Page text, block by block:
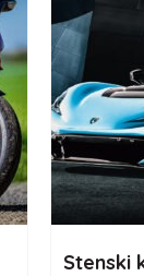
Stenski